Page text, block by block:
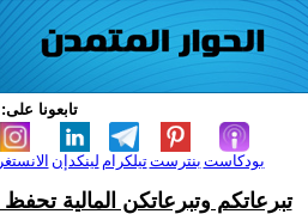
تابعونا على:
لينكدإن تيلكرامبنترست بودكاست
تبرعاتكم وتبرعاتكن المالية